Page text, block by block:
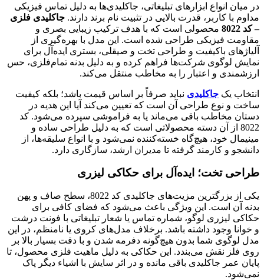
در میان انواع ابزارهای تبلیغاتی، جاکلیدی‌ها به دلیل تماس فیزیکی
مداوم با کاربر، قدرت بالایی در تثبیت نام برند دارند. جاکلیدی فلزی
– کد 8022
محصولی است که با هدف ترکیب زیبایی بصری و
مقاومت فیزیکی طراحی شده است. این مدل با بهره‌گیری از
آلیاژهای باکیفیت و طراحی تخت و صیقلی، بستری ایده‌آل برای
نمایش لوگوی شرکت‌ها فراهم کرده و به دلیل بدنه تمام‌فلزی، حس
ارزشمندی و اعتبار را به مخاطب منتقل می‌کند.
انتخاب یک جاکلیدی نباید صرفاً بر اساس قیمت باشد؛ بلکه کیفیت
ساخت و نوع طراحی آن است که تعیین می‌کند آیا این هدیه در
دستان مخاطب باقی می‌ماند یا به فراموشی سپرده می‌شود. کد
8022 از آن دسته محصولاتی است که به دلیل طراحی ساده و
مینیمال خود، هیچ‌گاه خسته‌کننده نمی‌شود و با انواع سلیقه‌ها، از
دانشجو و کارمند گرفته تا مدیران ارشد، سازگاری دارد.
طراحی تخت؛ ایده‌آل برای حکاکی لیزری
یکی از بزرگترین مزیت‌های جاکلیدی کد 8022، سطح صاف و پهن
بدنه آن است. این ویژگی باعث می‌شود که فضای کافی برای
حکاکی لیزری لوگو، شماره تماس یا شعار تبلیغاتی با فونت درشت
و خوانا وجود داشته باشد. برخلاف مدل‌های کروی یا نامنظم، در این
مدل لوگوی شما بدون هیچ‌گونه دفرمه شدن و با دقت بسیار بالا بر
روی فلز نقش می‌بندد. این حکاکی به دلیل ماهیت فلزی محصول، تا
پایان عمر جاکلیدی باقی مانده و در اثر سایش با اشیاء دیگر پاک
نمی‌شود.